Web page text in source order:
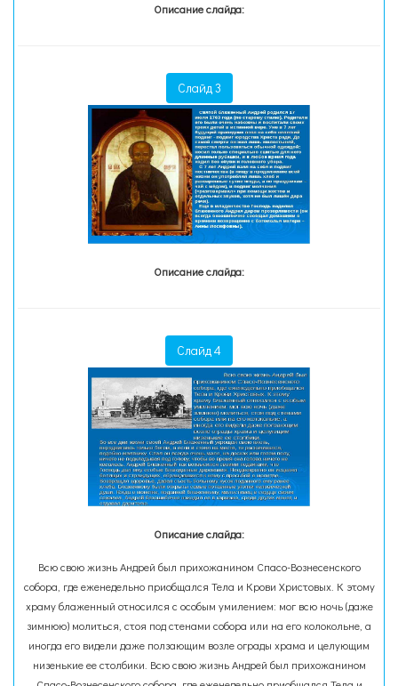
Описание слайда:
Слайд 3
Описание слайда:
Слайд 4
Описание слайда:
Всю свою жизнь Андрей был прихожанином Спасо-Вознесенского
собора, где еженедельно приобщался Тела и Крови Христовых. К этому
храму блаженный относился с особым умилением: мог всю ночь (даже
зимнюю) молиться, стоя под стенами собора или на его колокольне, а
иногда его видели даже ползающим возле ограды храма и целующим
низенькие ее столбики. Всю свою жизнь Андрей был прихожанином